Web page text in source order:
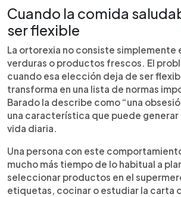
Cuando la comida
ser flexible
La ortorexia no consiste simplemente
verduras o productos frescos. El
cuando esa elección deja de ser
transforma en una lista de normas
Barado la describe como “una
una característica que puede
vida diaria.
Una persona con este
mucho más tiempo de lo habitual a
seleccionar productos en el
etiquetas, cocinar o estudiar la carta